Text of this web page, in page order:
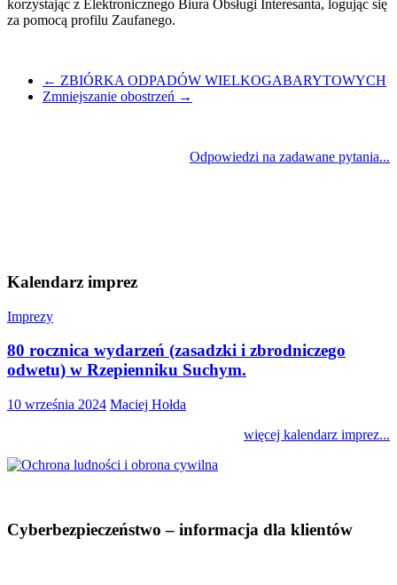
korzystając z Elektronicznego Biura Obsługi Interesanta, logując się
za pomocą profilu Zaufanego.
← ZBIÓRKA ODPADÓW WIELKOGABARYTOWYCH
Zmniejszanie obostrzeń →
Odpowiedzi na zadawane pytania...
Kalendarz imprez
Imprezy
80 rocznica wydarzeń (zasadzki i zbrodniczego
odwetu) w Rzepienniku Suchym.
10 września 2024 Maciej Hołda
więcej kalendarz imprez...
Cyberbezpieczeństwo – informacja dla klientów